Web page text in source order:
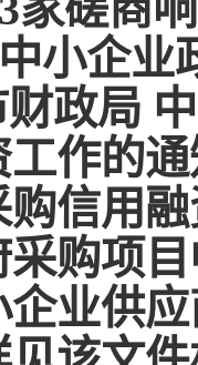
小企业
政局
作的
信用
购项
业供